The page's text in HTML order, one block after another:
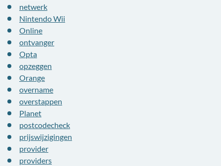
netwerk
Nintendo Wii
Online
ontvanger
Opta
opzeggen
Orange
overname
overstappen
Planet
postcodecheck
prijswijzigingen
provider
providers